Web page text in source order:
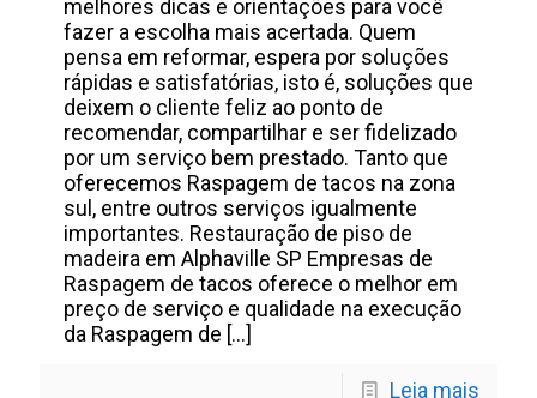
melhores dicas e orientações para você
fazer a escolha mais acertada. Quem
pensa em reformar, espera por soluções
rápidas e satisfatórias, isto é, soluções que
deixem o cliente feliz ao ponto de
recomendar, compartilhar e ser fidelizado
por um serviço bem prestado. Tanto que
oferecemos Raspagem de tacos na zona
sul, entre outros serviços igualmente
importantes. Restauração de piso de
madeira em Alphaville SP Empresas de
Raspagem de tacos oferece o melhor em
preço de serviço e qualidade na execução
da Raspagem de […]
Leia mais